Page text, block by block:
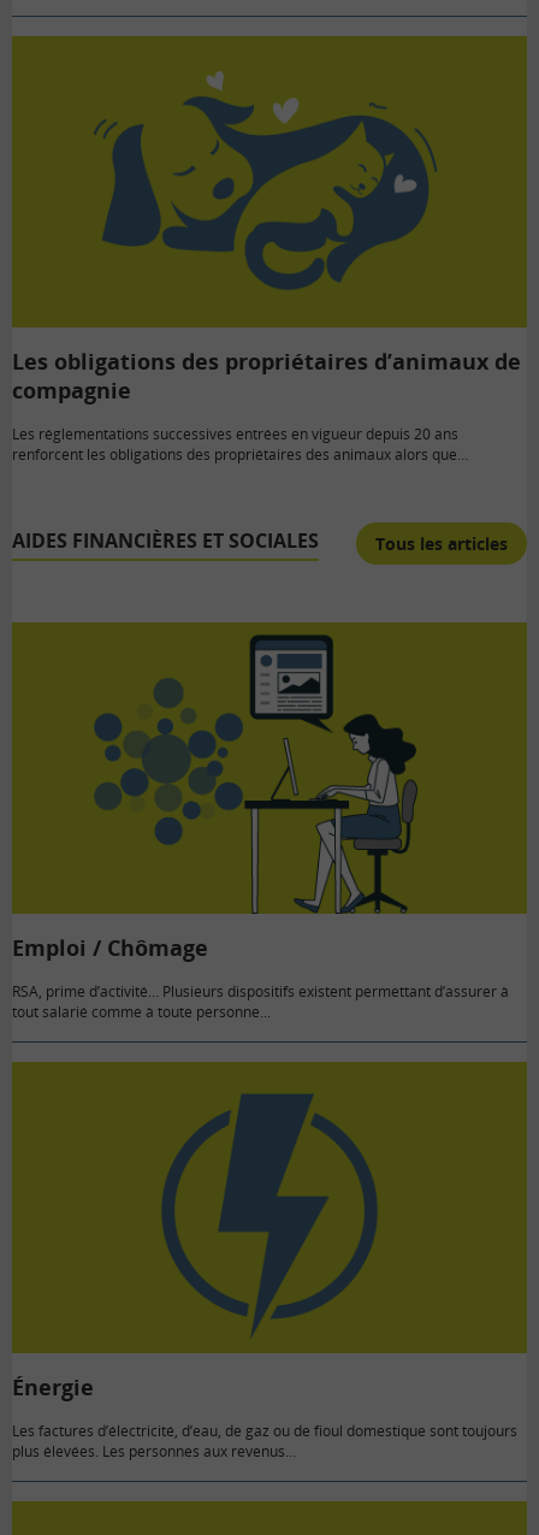
Les obligations des propriétaires d’animaux de
compagnie
Les réglementations successives entrées en vigueur depuis 20 ans
renforcent les obligations des propriétaires des animaux alors que…
AIDES FINANCIÈRES ET SOCIALES Tous les articles
Emploi / Chômage
RSA, prime d’activité… Plusieurs dispositifs existent permettant d’assurer à
tout salarié comme à toute personne...
Énergie
Les factures d’électricité, d’eau, de gaz ou de fioul domestique sont toujours
plus élevées. Les personnes aux revenus…